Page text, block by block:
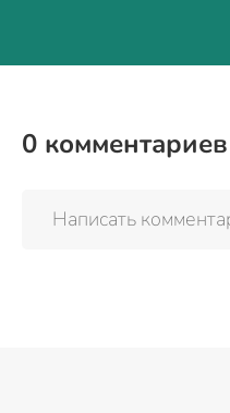
0 комментариев
Написать